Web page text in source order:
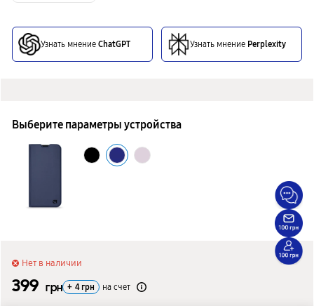
Узнать мнение ChatGPT Узнать мнение Perplexity
Выберите параметры устройства
Нет в наличии
399 грн + 4 грн на счет